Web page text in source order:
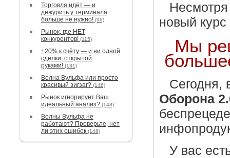
Торговля идёт — и
дежурить у терминала
больше не нужно! (96)
Рынок, где НЕТ
конкурентов! (115)
+20% к счёту — и ни одной
сделки, открытой
руками! (131)
Волна Вульфа или просто
красивый зигзаг? (146)
Рынок игнорирует Ваш
идеальный анализ? (148)
Волны Вульфа не
работают? Проверьте, нет
ли этих ошибок (146)
новый
Мы
Cегодня,
Оборона
У вас